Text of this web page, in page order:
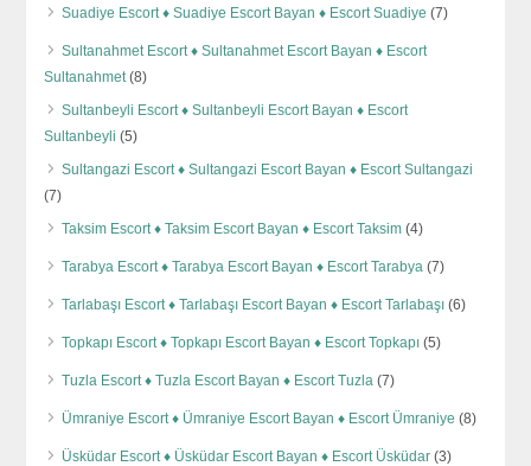
Suadiye Escort ♦️ Suadiye Escort Bayan ♦️ Escort Suadiye (7)
Sultanahmet Escort ♦️ Sultanahmet Escort Bayan ♦️ Escort
Sultanahmet(8)
Sultanbeyli Escort ♦️ Sultanbeyli Escort Bayan ♦️ Escort
Sultanbeyli (5)
Sultangazi Escort ♦️ Sultangazi Escort Bayan ♦️ Escort Sultangazi
(7)
Taksim Escort ♦️ Taksim Escort Bayan ♦️ Escort Taksim (4)
Tarabya Escort ♦️ Tarabya Escort Bayan ♦️ Escort Tarabya (7)
Tarlabaşı Escort ♦️ Tarlabaşı Escort Bayan ♦️ Escort Tarlabaşı (6)
Topkapı Escort ♦️ Topkapı Escort Bayan ♦️ Escort Topkapı (5)
Tuzla Escort ♦️ Tuzla Escort Bayan ♦️ Escort Tuzla (7)
Ümraniye Escort ♦️ Ümraniye Escort Bayan ♦️ Escort Ümraniye (8)
Üsküdar Escort ♦️ Üsküdar Escort Bayan ♦️ Escort Üsküdar (3)